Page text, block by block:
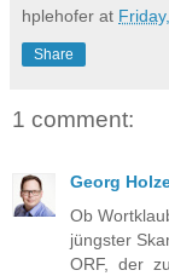
hplehofer at
Share
1 comment:
Georg
Ob
jüngster
ORF, der